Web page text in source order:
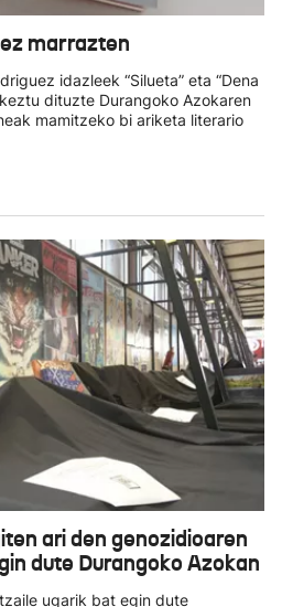
marrazten
idazleek “Silueta” eta “Dena
dituzte Durangoko Azokaren
mamitzeko bi ariketa literario
ari den genozidioaren
dute Durangoko Azokan
ugarik bat egin dute